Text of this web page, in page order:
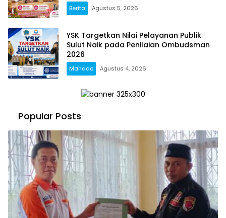
Berita Agustus 5, 2026
YSK Targetkan Nilai Pelayanan Publik
Sulut Naik pada Penilaian Ombudsman
2026
Manado Agustus 4, 2026
Popular Posts